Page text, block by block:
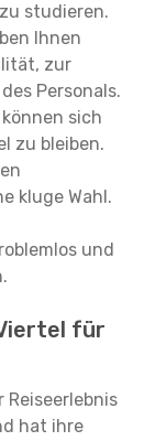
studieren.
Ihnen
zur
Personals.
sich
zu bleiben.
kluge Wahl.
und
für
Reiseerlebnis
hat ihre